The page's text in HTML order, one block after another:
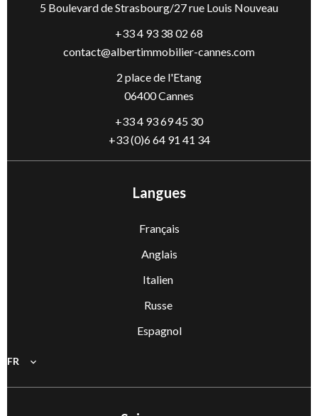
5 Boulevard de Strasbourg/27 rue Louis Nouveau
+33 4 93 38 02 68
contact@albertimmobilier-cannes.com
2 place de l'Etang
06400 Cannes
+33 4 93 69 45 30
+33 (0)6 64 91 41 34
Langues
Français
Anglais
Italien
Russe
Espagnol
FR